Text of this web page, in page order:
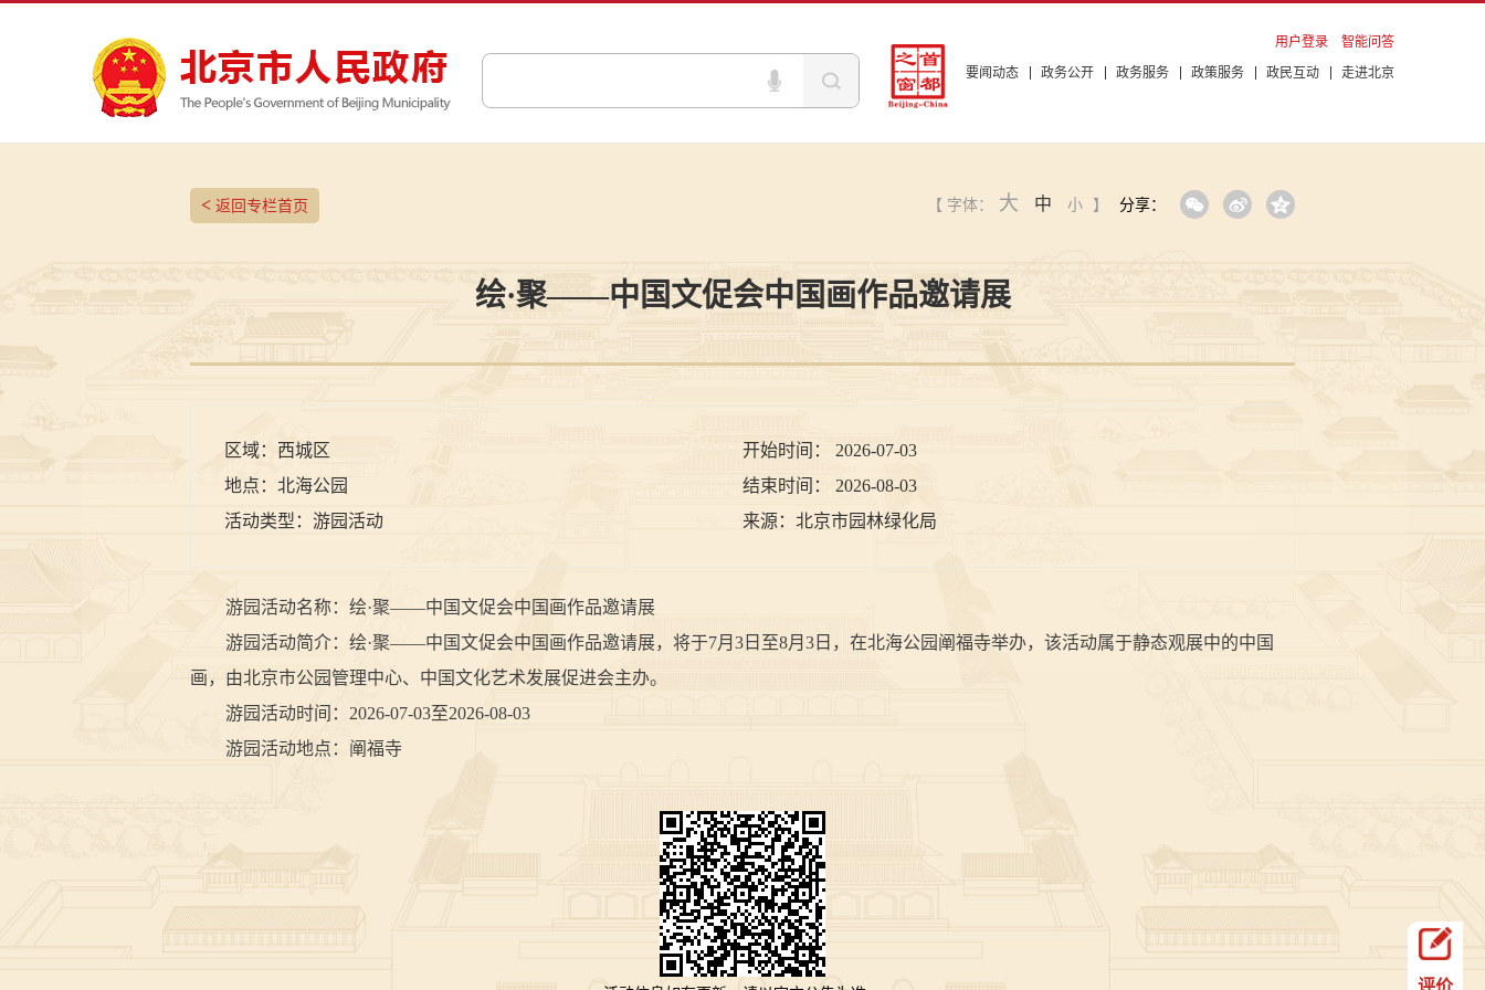
要闻动态 政务公开 政务服务 政策服务 政民互动 走进北京
用户登录 智能问答
< 返回专栏首页 分享：
【 字体： 大 中 小 】
绘·聚——中国文促会中国画作品邀请展
区域： 西城区 开始时间：
2026-07-03
地点： 北海公园 结束时间：
2026-08-03
活动类型： 游园活动 来源： 北京市园林绿化局
游园活动名称：绘·聚——中国文促会中国画作品邀请展
游园活动简介：绘·聚——中国文促会中国画作品邀请展，将于7月3日至8月3日，在北海公园阐福寺举办，该活动属于静态观展中的中国
画，由北京市公园管理中心、中国文化艺术发展促进会主办。
游园活动时间：2026-07-03至2026-08-03
游园活动地点：阐福寺
评价